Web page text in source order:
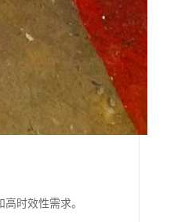
时效性需求。